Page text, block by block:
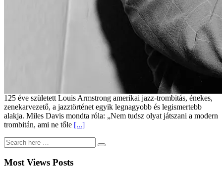
125 éve született Louis Armstrong amerikai jazz-trombitás, énekes,
zenekarvezető, a jazztörténet egyik legnagyobb és legismertebb
alakja. Miles Davis mondta róla: „Nem tudsz olyat játszani a modern
trombitán, ami ne tőle [...]
Most Views Posts